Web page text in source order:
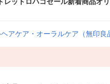
ヘアケア・オーラルケア（無印良